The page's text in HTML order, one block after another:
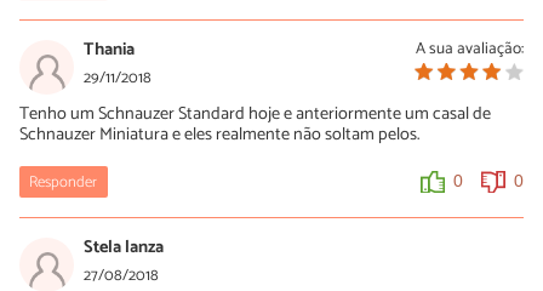
0 0
A sua avaliação:
Thania
29/11/2018
Tenho um Schnauzer Standard hoje e anteriormente um casal de
Schnauzer Miniatura e eles realmente não soltam pelos.
Responder 0 0
Stela lanza
27/08/2018